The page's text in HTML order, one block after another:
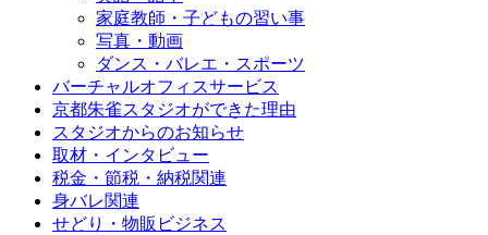
家庭教師・子どもの習い事
写真・動画
ダンス・バレエ・スポーツ
バーチャルオフィスサービス
京都朱雀スタジオができた理由
スタジオからのお知らせ
取材・インタビュー
税金・節税・納税関連
身バレ関連
せどり・物販ビジネス